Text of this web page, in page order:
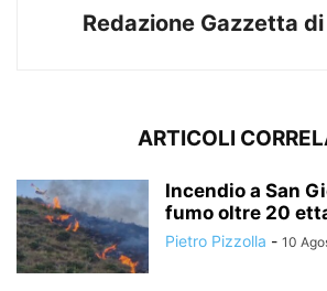
Redazione Gazzetta
ARTICOLI
Incendio a San
fumo oltre 20
Pietro Pizzolla - 10